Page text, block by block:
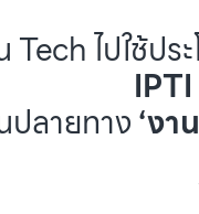
Tech ไปใช้ป
ปลายทาง‘งา